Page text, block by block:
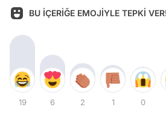
BU İÇERİĞE EMOJİYLE TEPKİ
19 6 2 1 0